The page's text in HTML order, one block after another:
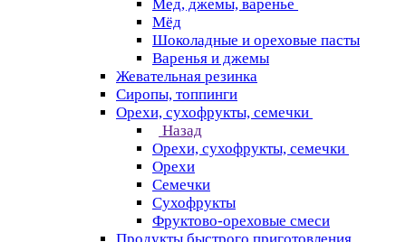
Мед, джемы, варенье
Мёд
Шоколадные и ореховые пасты
Варенья и джемы
Жевательная резинка
Сиропы, топпинги
Орехи, сухофрукты, семечки
Назад
Орехи, сухофрукты, семечки
Орехи
Семечки
Сухофрукты
Фруктово-ореховые смеси